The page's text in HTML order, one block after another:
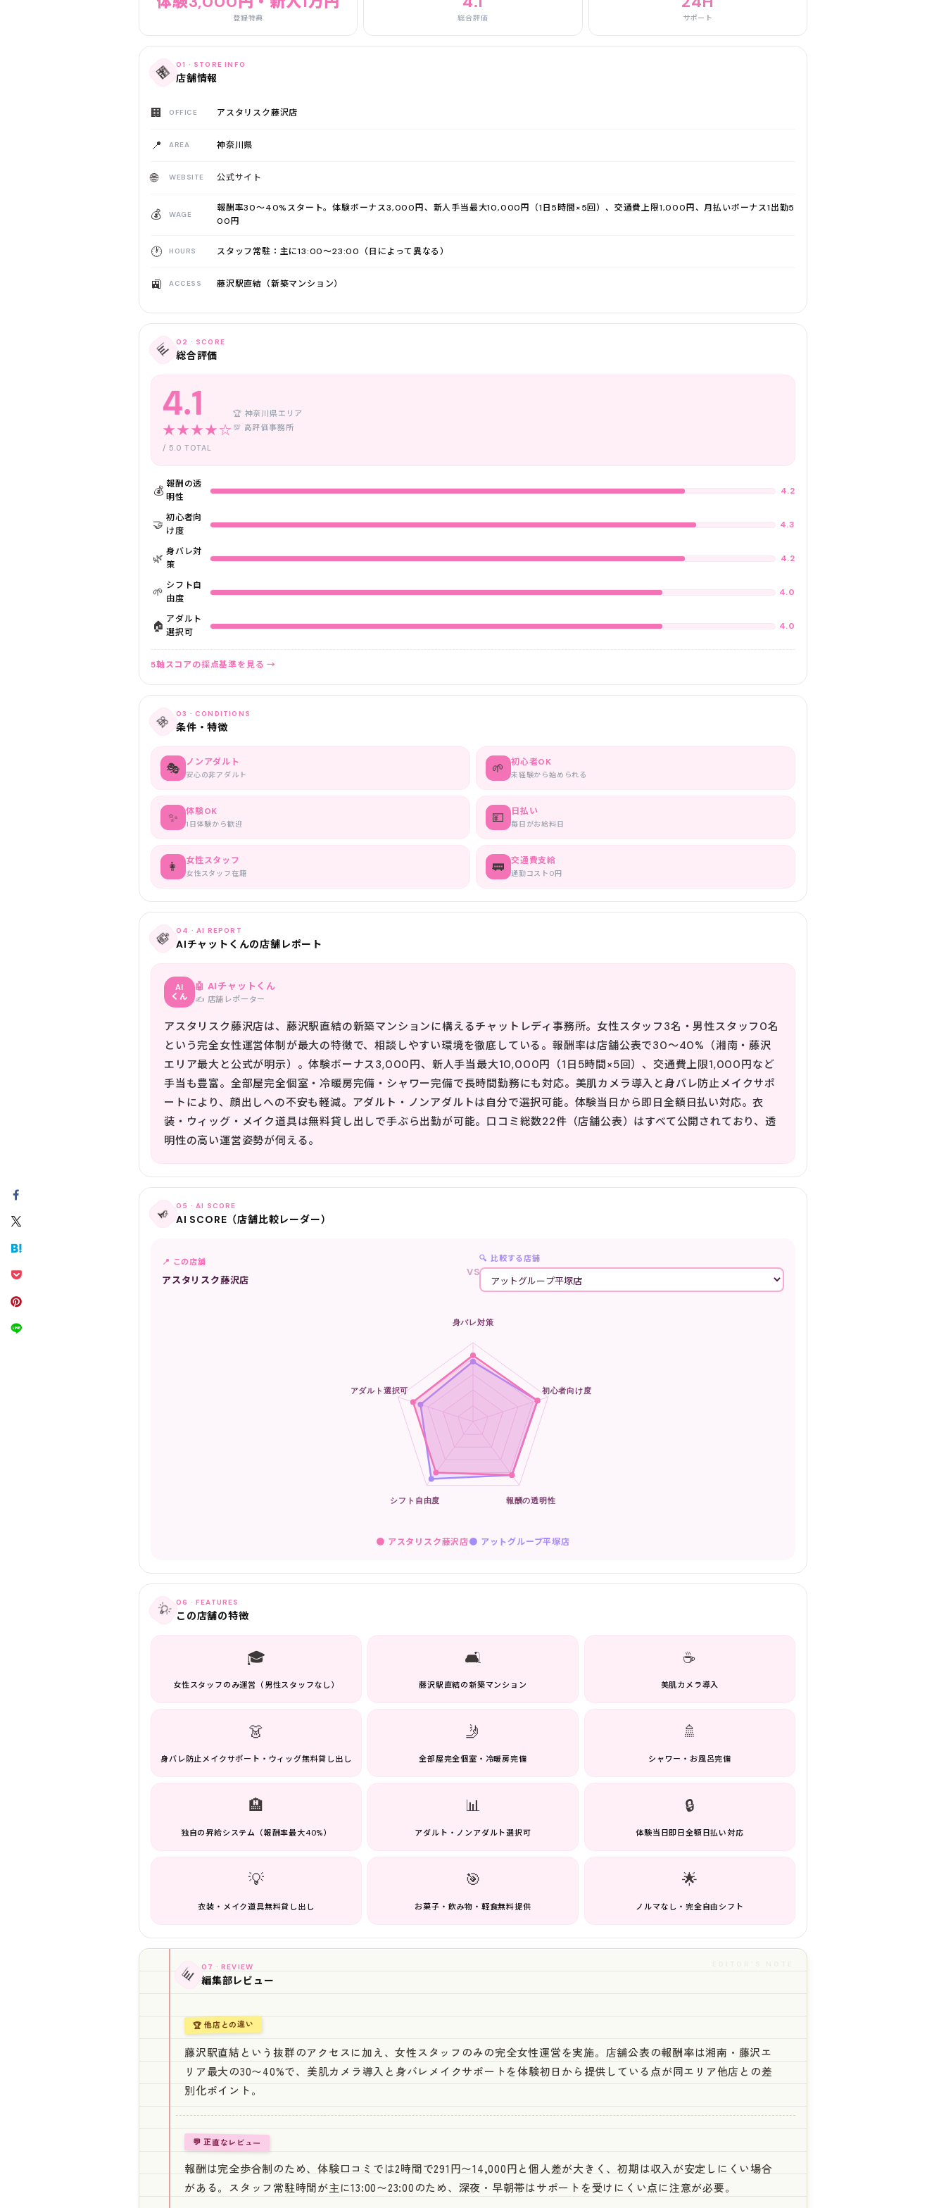
登録特典 総合評価 サポート
🏪
01 · STORE INFO
店舗情報
🏢 OFFICE アスタリスク藤沢店
📍 AREA 神奈川県
🌐 WEBSITE 公式サイト
💰 WAGE
報酬率30〜40%スタート。体験ボーナス3,000円、新人手当最大10,000円（1日5時間×5回）、交通費上限1,000円、月払いボーナス1出勤5
00円
🕐 HOURS スタッフ常駐：主に13:00〜23:00（日によって異なる）
🚉 ACCESS 藤沢駅直結（新築マンション）
📊
02 · SCORE
総合評価
4.1
★★★★☆
/ 5.0 TOTAL
🏆 神奈川県エリア
💯 高評価事務所
💰 報酬の透
明性
4.2
🤝 初心者向
け度
4.3
🌿 身バレ対
策
4.2
🌱 シフト自
由度
4.0
🏠 アダルト
選択可
4.0
5軸スコアの採点基準を見る →
🎀
03 · CONDITIONS
条件・特徴
🎭 ノンアダルト
安心の非アダルト 🌱 初心者OK
未経験から始められる
✨ 体験OK
1日体験から歓迎 💴 日払い
毎日がお給料日
👩 女性スタッフ
女性スタッフ在籍 🚃 交通費支給
通勤コスト0円
🤖
04 · AI REPORT
AIチャットくんの店舗レポート
AI
くん
🤖 AIチャットくん
✍️ 店舗レポーター
アスタリスク藤沢店は、藤沢駅直結の新築マンションに構えるチャットレディ事務所。女性スタッフ3名・男性スタッフ0名
という完全女性運営体制が最大の特徴で、相談しやすい環境を徹底している。報酬率は店舗公表で30〜40%（湘南・藤沢
エリア最大と公式が明示）。体験ボーナス3,000円、新人手当最大10,000円（1日5時間×5回）、交通費上限1,000円など
手当も豊富。全部屋完全個室・冷暖房完備・シャワー完備で長時間勤務にも対応。美肌カメラ導入と身バレ防止メイクサポ
ートにより、顔出しへの不安も軽減。アダルト・ノンアダルトは自分で選択可能。体験当日から即日全額日払い対応。衣
装・ウィッグ・メイク道具は無料貸し出しで手ぶら出勤が可能。口コミ総数22件（店舗公表）はすべて公開されており、透
明性の高い運営姿勢が伺える。
📡
05 · AI SCORE
AI SCORE（店舗比較レーダー）
📍 この店舗
アスタリスク藤沢店
VS
🔍 比較する店舗
● アスタリスク藤沢店● アットグループ平塚店
💡 06 · FEATURES
この店舗の特徴
🎓
女性スタッフのみ運営（男性スタッフなし）
🛋️
藤沢駅直結の新築マンション
☕
美肌カメラ導入
👗
身バレ防止メイクサポート・ウィッグ無料貸し出し
🤳
全部屋完全個室・冷暖房完備
🚿
シャワー・お風呂完備
🏨
独自の昇給システム（報酬率最大40%）
📊
アダルト・ノンアダルト選択可
🔒
体験当日即日全額日払い対応
💡
衣装・メイク道具無料貸し出し
🎯
お菓子・飲み物・軽食無料提供
🌟
ノルマなし・完全自由シフト
📊 07 · REVIEW
編集部レビュー
🏆 他店との違い
藤沢駅直結という抜群のアクセスに加え、女性スタッフのみの完全女性運営を実施。店舗公表の報酬率は湘南・藤沢エ
リア最大の30〜40%で、美肌カメラ導入と身バレメイクサポートを体験初日から提供している点が同エリア他店との差
別化ポイント。
💬 正直なレビュー
報酬は完全歩合制のため、体験口コミでは2時間で291円〜14,000円と個人差が大きく、初期は収入が安定しにくい場合
がある。スタッフ常駐時間が主に13:00〜23:00のため、深夜・早朝帯はサポートを受けにくい点に注意が必要。